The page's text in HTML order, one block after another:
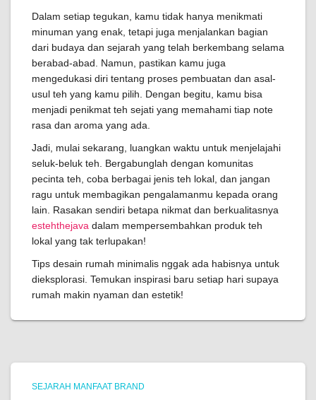
Dalam setiap tegukan, kamu tidak hanya menikmati
minuman yang enak, tetapi juga menjalankan bagian
dari budaya dan sejarah yang telah berkembang selama
berabad-abad. Namun, pastikan kamu juga
mengedukasi diri tentang proses pembuatan dan asal-
usul teh yang kamu pilih. Dengan begitu, kamu bisa
menjadi penikmat teh sejati yang memahami tiap note
rasa dan aroma yang ada.
Jadi, mulai sekarang, luangkan waktu untuk menjelajahi
seluk-beluk teh. Bergabunglah dengan komunitas
pecinta teh, coba berbagai jenis teh lokal, dan jangan
ragu untuk membagikan pengalamanmu kepada orang
lain. Rasakan sendiri betapa nikmat dan berkualitasnya
estehthejava dalam mempersembahkan produk teh
lokal yang tak terlupakan!
Tips desain rumah minimalis nggak ada habisnya untuk
dieksplorasi. Temukan inspirasi baru setiap hari supaya
rumah makin nyaman dan estetik!
SEJARAH MANFAAT BRAND